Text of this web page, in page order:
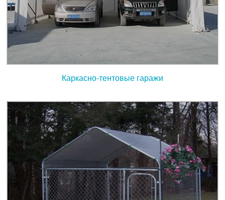
Каркасно-тентовые гаражи